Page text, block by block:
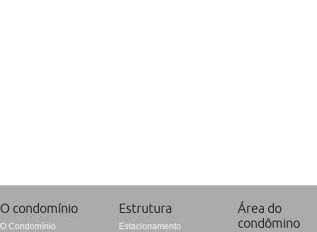
O condomí­nio
O Condomínio
Estrutura
Estacionamento
Área do
condômino